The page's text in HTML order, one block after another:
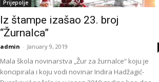
Prijepolje
Iz štampe izašao 23. broj
“Žurnalca”
admin - January 9, 2019
Mala škola novinarstva „Žur za žurnalce“ koju je
koncipirala i koju vodi novinar Indira Hadžagić-